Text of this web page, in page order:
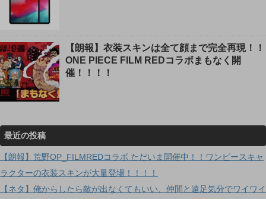
【朗報】衣装スキンは全て顔まで完全再現！！
ONE PIECE FILM REDコラボまもなく開
催！！！！
最近の投稿
【朗報】荒野OP_FILMREDコラボ ただいま開催中！！ワンピースキャ
ラクターの衣装スキンが大量登場！！！！
【ネタ】俺からしたら敵が出なくてもいい、仲間と遠足気分でワイワイ